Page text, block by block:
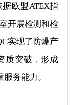
欧盟ATEX指
开展检测和检
实现了防爆产
质突破，形成
务能力。